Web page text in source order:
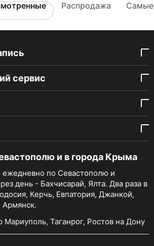
Распродажа Самые
сервис
и в города Крыма
ежедневно по Севастополю и
день - Бахчисарай, Ялта. Два раза в
Керчь, Евпатория, Джанкой,
Армянск.
Мариуполь, Таганрог, Ростов на Дону